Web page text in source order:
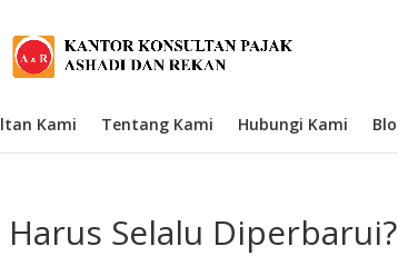
Kami Tentang Kami Hubungi Kami
Selalu Diperbarui?